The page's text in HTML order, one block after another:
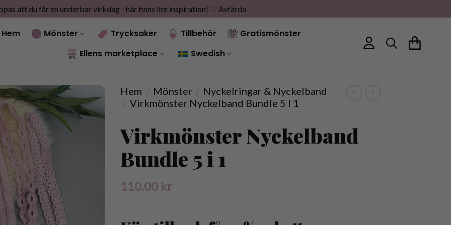
att du får en underbar virkdag - här finns lite inspiration! ♡ Avfärda
Hem Mönster Trycksaker Tillbehör
Gratismönster
Ellens marketplace
Swedish
Hem / Mönster / Nyckelringar & Nyckelband
/ Virkmönster Nyckelband Bundle 5 I 1
Virkmönster Nyckelband
Bundle 5 i 1
110.00 kr